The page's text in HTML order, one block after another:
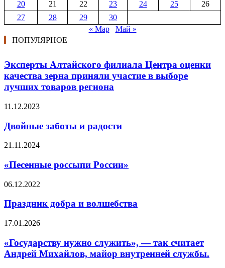
20
21 22 23 24 25
26
27
28 29
30
« Мар
Май »
ПОПУЛЯРНОЕ
Эксперты Алтайского филиала Центра оценки
качества зерна приняли участие в выборе
лучших товаров региона
11.12.2023
Двойные заботы и радости
21.11.2024
«Песенные россыпи России»
06.12.2022
Праздник добра и волшебства
17.01.2026
«Государству нужно служить», — так считает
Андрей Михайлов, майор внутренней службы.